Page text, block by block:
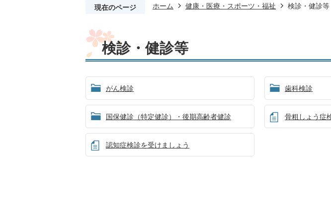
現在のページ ホーム 健康・医療・スポーツ・福祉 検診・健診等
検診・健診等
がん検診 歯科検診
国保健診（特定健診）・後期高齢者健診 骨粗しょう症
認知症検診を受けましょう